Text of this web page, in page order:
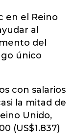
en el Reino
al
del
único
con salarios
la mitad de
Unido,
(US$1.837)